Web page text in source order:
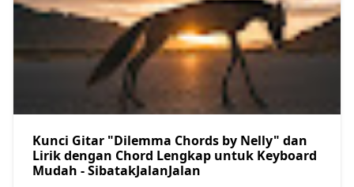
Kunci Gitar "Dilemma Chords by Nelly" dan
Lirik dengan Chord Lengkap untuk Keyboard
Mudah - SibatakJalanJalan